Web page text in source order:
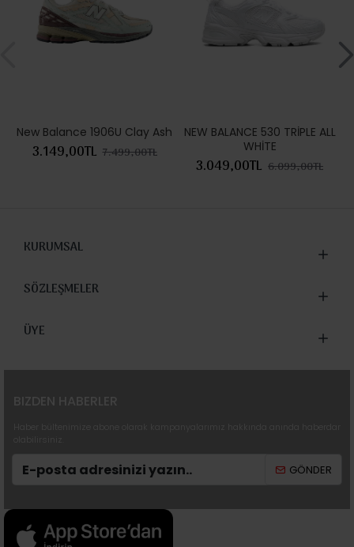
New Balance 1906U Clay Ash
3.149,00TL 7.499,00TL
NEW BALANCE 530 TRİPLE ALL
WHİTE
3.049,00TL 6.099,00TL
KURUMSAL
SÖZLEŞMELER
ÜYE
BIZDEN HABERLER
GÖNDER